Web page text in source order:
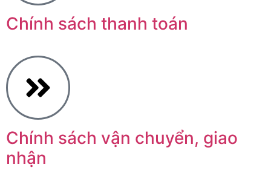
Chính sách thanh toán
Chính sách vận chuyển, giao
nhận